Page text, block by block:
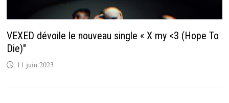
VEXED dévoile le nouveau single « X my <3 (Hope To
Die)"
11 juin 2023